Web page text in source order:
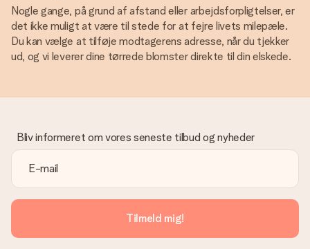
Nogle gange, på grund af afstand eller arbejdsforpligtelser, er
det ikke muligt at være til stede for at fejre livets milepæle.
Du kan vælge at tilføje modtagerens adresse, når du tjekker
ud, og vi leverer dine tørrede blomster direkte til din elskede.
Bliv informeret om vores seneste tilbud og nyheder
Tilmeld mig!